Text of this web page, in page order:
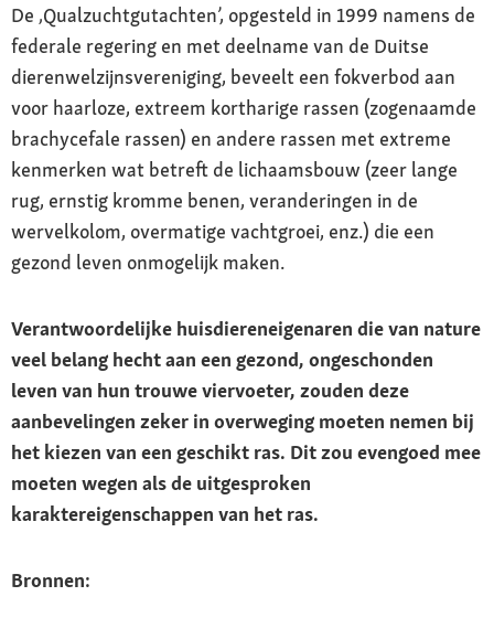
Koop gematigde foklijnen van gerenommeerde
fokkers
Karakter
Lief, onafhankelijk, eigenwijs en een
enthousiast jager
Verzorging
Controle en reiniging van de oren en ogen
klachten door overfok
De ‚Qualzuchtgutachten’, opgesteld in 1999 namens de
federale regering en met deelname van de Duitse
dierenwelzijnsvereniging, beveelt een fokverbod aan
voor haarloze, extreem kortharige rassen (zogenaamde
brachycefale rassen) en andere rassen met extreme
kenmerken wat betreft de lichaamsbouw (zeer lange
rug, ernstig kromme benen, veranderingen in de
wervelkolom, overmatige vachtgroei, enz.) die een
gezond leven onmogelijk maken.
Verantwoordelijke huisdiereneigenaren die van nature
veel belang hecht aan een gezond, ongeschonden
leven van hun trouwe viervoeter, zouden deze
aanbevelingen zeker in overweging moeten nemen bij
het kiezen van een geschikt ras. Dit zou evengoed mee
moeten wegen als de uitgesproken
karaktereigenschappen van het ras.
Bronnen: